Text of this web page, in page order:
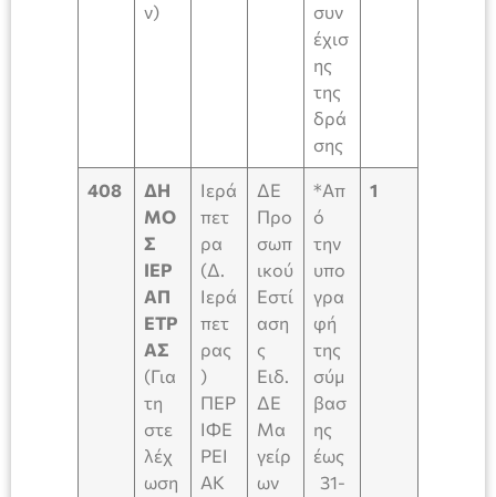
ν)
συν
έχισ
ης
της
δρά
σης
408
ΔΗ
ΜΟ
Σ
ΙΕΡ
ΑΠ
ΕΤΡ
ΑΣ
(Για
τη
στε
λέχ
ωση
Ιερά
πετ
ρα
(Δ.
Ιερά
πετ
ρας
)
ΠΕΡ
ΙΦΕ
ΡΕΙ
ΑΚ
ΔΕ
Προ
σωπ
ικού
Εστί
αση
ς
Ειδ.
ΔΕ
Μα
γείρ
ων
*Απ
ό
την
υπο
γρα
φή
της
σύμ
βασ
ης
έως
31-
1